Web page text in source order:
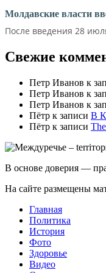
Молдавские власти
После введения 28
Свежие
Петр Иванов к
Петр Иванов к
Петр Иванов к
Пётр к записи В
Пётр к записи
В основе доверия —
На сайте размещены
Главная
Политика
История
Фото
Здоровье
Видео